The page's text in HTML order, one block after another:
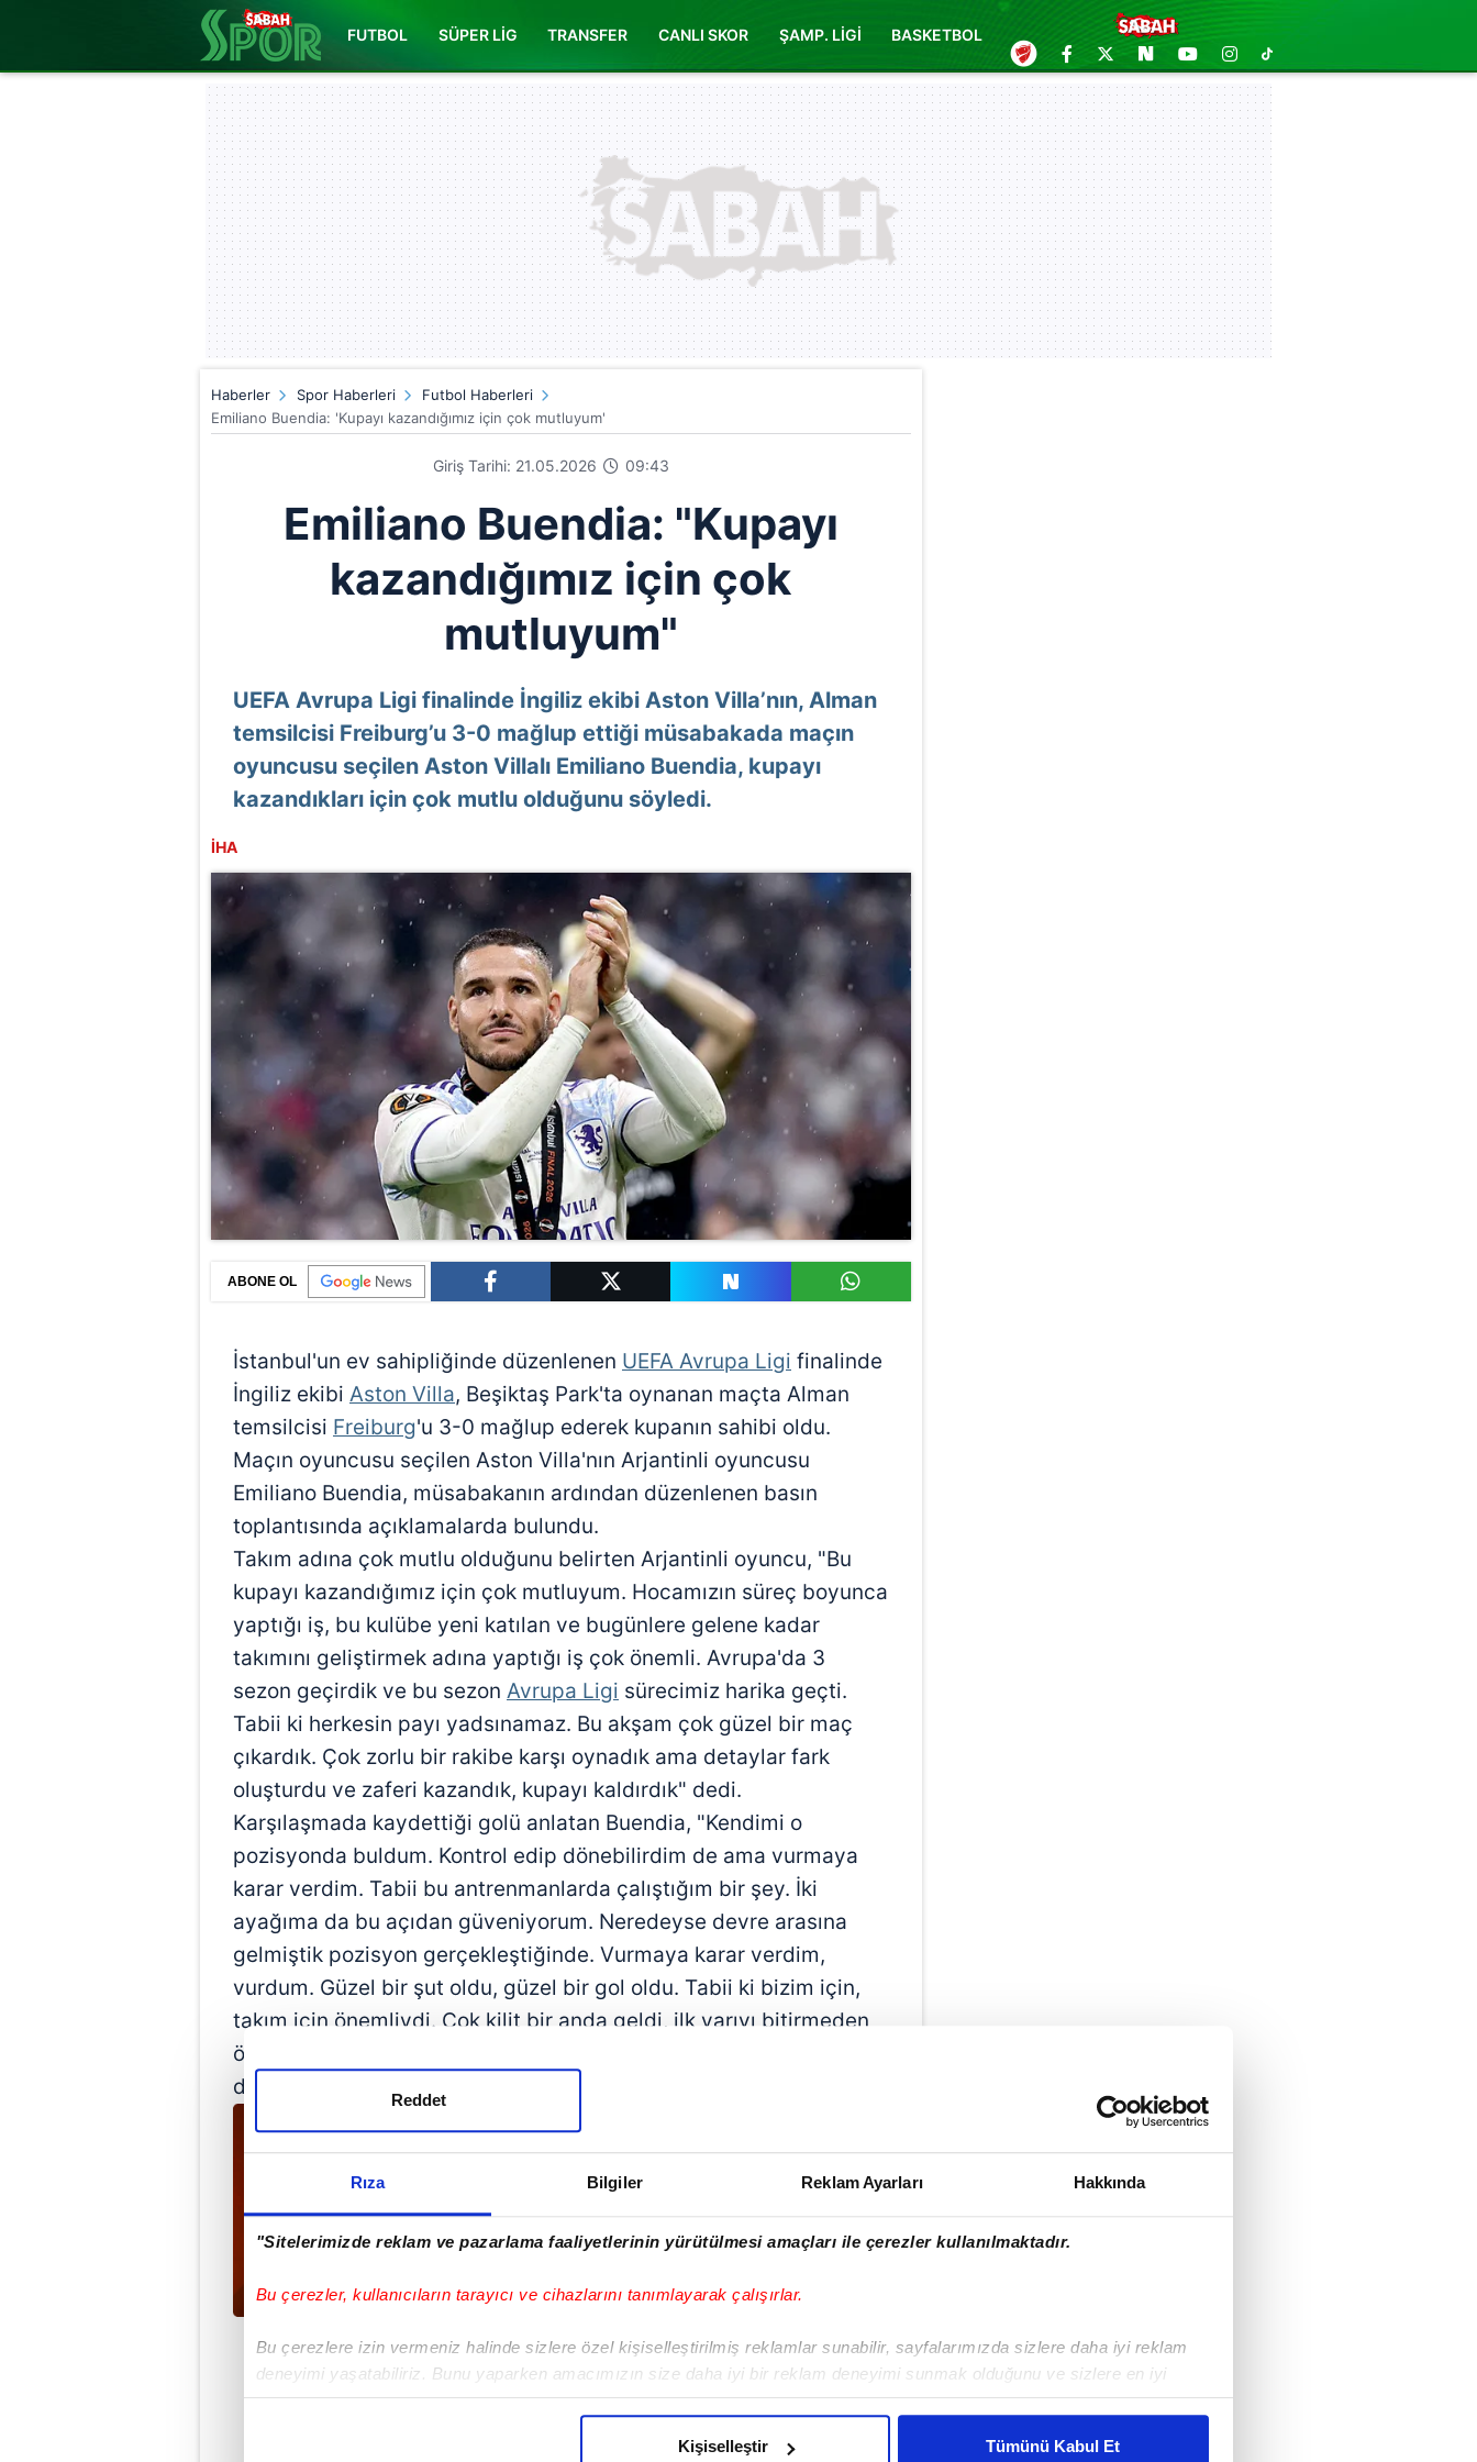
Rıza Bilgiler Reklam Ayarları Hakkında
"Sitelerimizde reklam ve pazarlama faaliyetlerinin yürütülmesi amaçları ile çerezler kullanılmaktadır.
Bu çerezler, kullanıcıların tarayıcı ve cihazlarını tanımlayarak çalışırlar.
Bu çerezlere izin vermeniz halinde sizlere özel kişiselleştirilmiş reklamlar sunabilir, sayfalarımızda sizlere daha iyi reklam
deneyimi yaşatabiliriz. Bunu yaparken amacımızın size daha iyi bir reklam deneyimi sunmak olduğunu ve sizlere en iyi
içerikleri sunabilmek adına elimizden gelen çabayı gösterdiğimizi ve bu noktada, reklamların maliyetlerimizi karşılamak
Reddet
Kişiselleştir Tümünü Kabul Et
FUTBOL SÜPER LİG TRANSFER CANLI SKOR ŞAMP. LİGİ BASKETBOL
Haberler Spor Haberleri
Futbol Haberleri
Emiliano Buendia: 'Kupayı kazandığımız için çok mutluyum'
Giriş Tarihi: 21.05.2026 09:43
Emiliano Buendia: "Kupayı
kazandığımız için çok
mutluyum"
UEFA Avrupa Ligi finalinde İngiliz ekibi Aston Villa’nın, Alman
temsilcisi Freiburg’u 3-0 mağlup ettiği müsabakada maçın
oyuncusu seçilen Aston Villalı Emiliano Buendia, kupayı
kazandıkları için çok mutlu olduğunu söyledi.
İHA
ABONE OL
İstanbul'un ev sahipliğinde düzenlenen UEFA Avrupa Ligi finalinde
İngiliz ekibi Aston Villa, Beşiktaş Park'ta oynanan maçta Alman
temsilcisi Freiburg'u 3-0 mağlup ederek kupanın sahibi oldu.
Maçın oyuncusu seçilen Aston Villa'nın Arjantinli oyuncusu
Emiliano Buendia, müsabakanın ardından düzenlenen basın
toplantısında açıklamalarda bulundu.
Takım adına çok mutlu olduğunu belirten Arjantinli oyuncu, "Bu
kupayı kazandığımız için çok mutluyum. Hocamızın süreç boyunca
yaptığı iş, bu kulübe yeni katılan ve bugünlere gelene kadar
takımını geliştirmek adına yaptığı iş çok önemli. Avrupa'da 3
sezon geçirdik ve bu sezon Avrupa Ligi sürecimiz harika geçti.
Tabii ki herkesin payı yadsınamaz. Bu akşam çok güzel bir maç
çıkardık. Çok zorlu bir rakibe karşı oynadık ama detaylar fark
oluşturdu ve zaferi kazandık, kupayı kaldırdık" dedi.
Karşılaşmada kaydettiği golü anlatan Buendia, "Kendimi o
pozisyonda buldum. Kontrol edip dönebilirdim de ama vurmaya
karar verdim. Tabii bu antrenmanlarda çalıştığım bir şey. İki
ayağıma da bu açıdan güveniyorum. Neredeyse devre arasına
gelmiştik pozisyon gerçekleştiğinde. Vurmaya karar verdim,
vurdum. Güzel bir şut oldu, güzel bir gol oldu. Tabii ki bizim için,
takım için önemliydi. Çok kilit bir anda geldi, ilk yarıyı bitirmeden
önce. Ve iyi bir ivme kazandık. Rakip takımı bir adım geri
düşürmüş olduk. Çok mutlu oldum tabii ki" ifadelerini kullandı.
Haber Girişi